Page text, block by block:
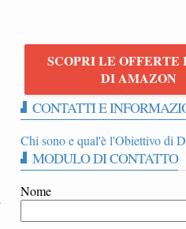
SCOPRI LE OFFERTE
DI AMAZON
CONTATTI E
Chi sono e qual'è l'Obiettivo di
MODULO DI CONTATTO
Nome